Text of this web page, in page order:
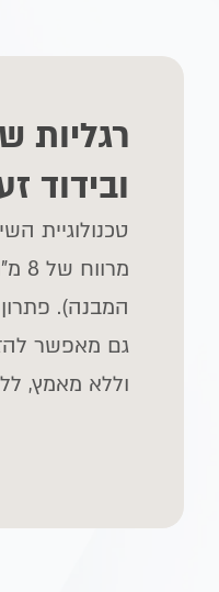
רגליות
ובידוד
טכנולוגיית
מרווח של 8
המבנה).
גם מאפשר
וללא מאמץ,